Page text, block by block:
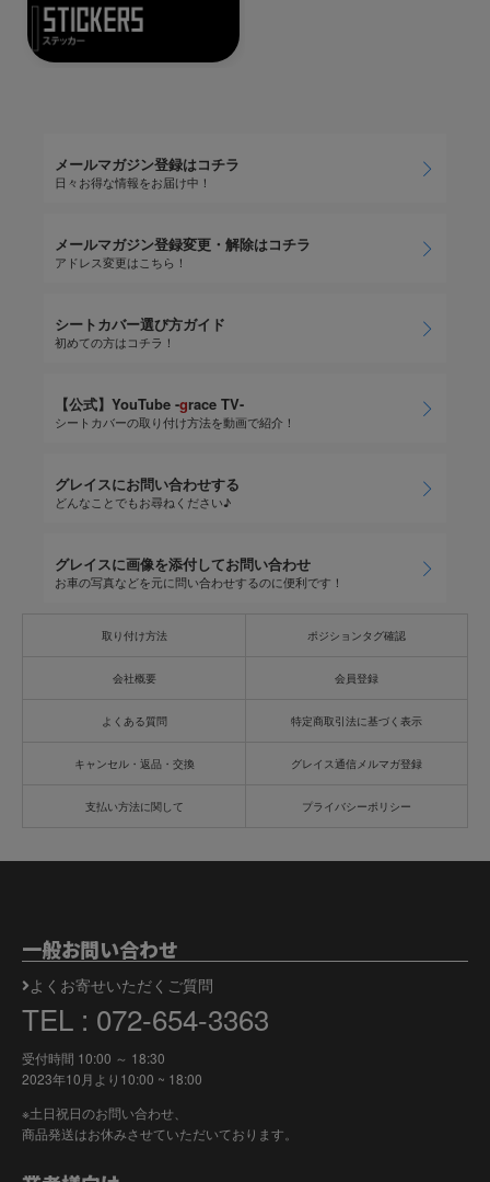
メールマガジン登録はコチラ
日々お得な情報をお届け中！
メールマガジン登録変更・解除はコチラ
アドレス変更はこちら！
シートカバー選び方ガイド
初めての方はコチラ！
【公式】YouTube -grace TV-
シートカバーの取り付け方法を動画で紹介！
グレイスにお問い合わせする
どんなことでもお尋ねください♪
グレイスに画像を添付してお問い合わせ
お車の写真などを元に問い合わせするのに便利です！
取り付け方法 ポジションタグ確認
会社概要 会員登録
よくある質問 特定商取引法に基づく表示
キャンセル・返品・交換 グレイス通信メルマガ登録
支払い方法に関して プライバシーポリシー
一般お問い合わせ
よくお寄せいただくご質問
TEL : 072-654-3363
受付時間 10:00 ～ 18:30
2023年10月より 10:00 ~ 18:00
※土日祝日のお問い合わせ、
商品発送はお休みさせていただいております。